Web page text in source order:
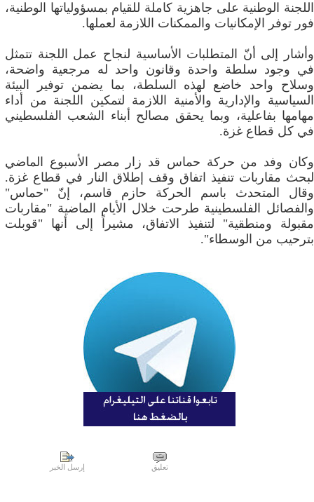
اللجنة الوطنية على جاهزية كاملة للقيام بمسؤولياتها الوطنية،
فور توفر الإمكانيات والممكنات اللازمة لعملها.
وأشار إلى أنّ المتطلبات الأساسية لنجاح عمل اللجنة تتمثل
في وجود سلطة واحدة وقانون واحد له مرجعية واضحة،
وسلاح واحد خاضع لهذه السلطة، بما يضمن توفير البيئة
السياسية والإدارية والأمنية اللازمة لتمكين اللجنة من أداء
مهامها بفاعلية، وبما يحقق مصالح أبناء الشعب الفلسطيني
في كل قطاع غزة.
وكان وفد من حركة حماس قد زار مصر الأسبوع الماضي
لبحث مقاربات تنفيذ اتفاق وقف إطلاق النار في قطاع غزة.
وقال المتحدث باسم الحركة حازم قاسم، إنّ "حماس"
والفصائل الفلسطينية طرحت خلال الأيام الماضية "مقاربات
مقبولة ومنطقية" لتنفيذ الاتفاق، مشيراً إلى أنها "قوبلت
بترحيب من الوسطاء".
تعليق إرسل الخبر